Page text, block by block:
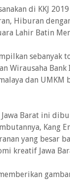
di KKJ
Hiburan
Lahir Batin
sebanyak
Wirausaha Bank
dan UMKM
Barat ini
Kang
yang besar
kreatif Jawa